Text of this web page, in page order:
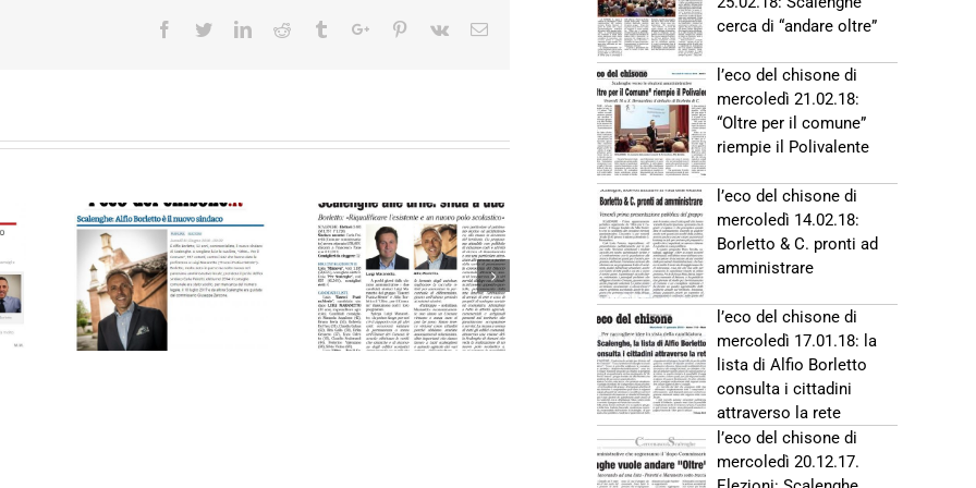
Facebook
TwitterLinkedinReddit TumblrGoogle+Pinterest
Vk Email
di
–
l’eco del chisone di
mercoledì 06.06.18 –
Scalenghe alle urne:
Torino Cronaca Qui di
martedì 05.06.18: Addio
Commissario a Scalenghe
cerca di “andare oltre”
l’eco del chisone di
mercoledì 21.02.18:
“Oltre per il comune”
riempie il Polivalente
l’eco del chisone di
mercoledì 14.02.18:
Borletto & C. pronti ad
amministrare
l’eco del chisone di
mercoledì 17.01.18: la
lista di Alfio Borletto
consulta i cittadini
attraverso la rete
l’eco del chisone di
mercoledì 20.12.17.